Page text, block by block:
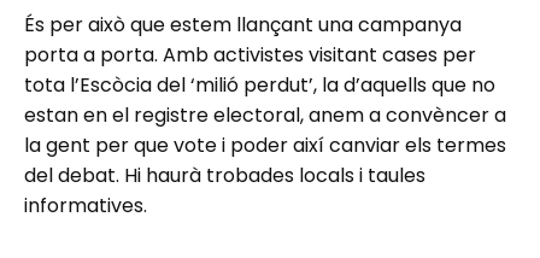
És per això que estem llançant una campanya
porta a porta. Amb activistes visitant cases per
tota l’Escòcia del ‘milió perdut’, la d’aquells que no
estan en el registre electoral, anem a convèncer a
la gent per que vote i poder així canviar els termes
del debat. Hi haurà trobades locals i taules
informatives.